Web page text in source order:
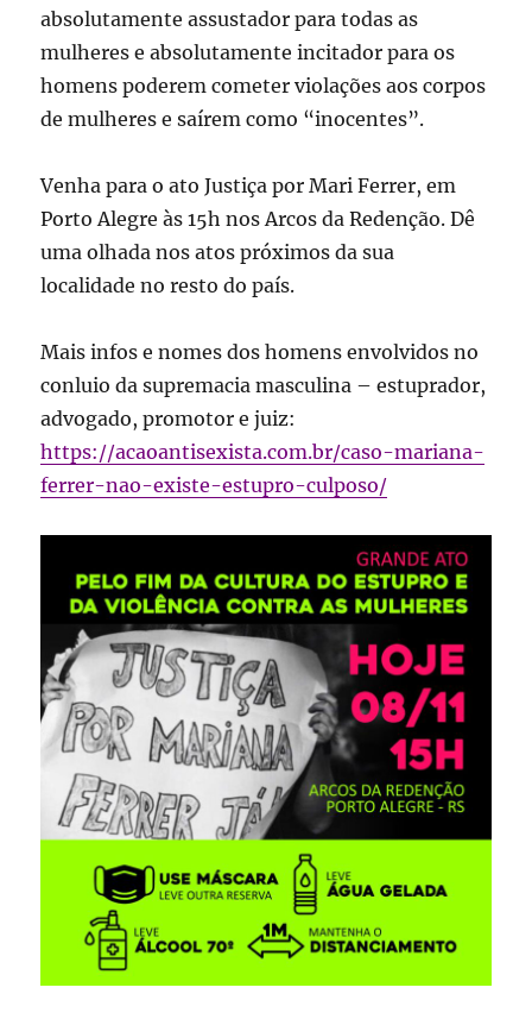
absolutamente assustador para todas as
mulheres e absolutamente incitador para os
homens poderem cometer violações aos corpos
de mulheres e saírem como “inocentes”.
Venha para o ato Justiça por Mari Ferrer, em
Porto Alegre às 15h nos Arcos da Redenção. Dê
uma olhada nos atos próximos da sua
localidade no resto do país.
Mais infos e nomes dos homens envolvidos no
conluio da supremacia masculina – estuprador,
advogado, promotor e juiz:
https://acaoantisexista.com.br/caso-mariana-
ferrer-nao-existe-estupro-culposo/